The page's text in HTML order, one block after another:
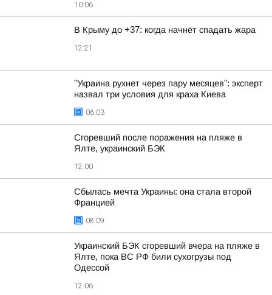
10:06
В Крыму до +37: когда начнёт спадать жара
12:21
"Украина рухнет через пару месяцев": эксперт
назвал три условия для краха Киева
06:03
Сгоревший после поражения на пляже в
Ялте, украинский БЭК
12:00
Сбылась мечта Украины: она стала второй
Францией
08:09
Украинский БЭК сгоревший вчера на пляже в
Ялте, пока ВС РФ били сухогрузы под
Одессой
12:06